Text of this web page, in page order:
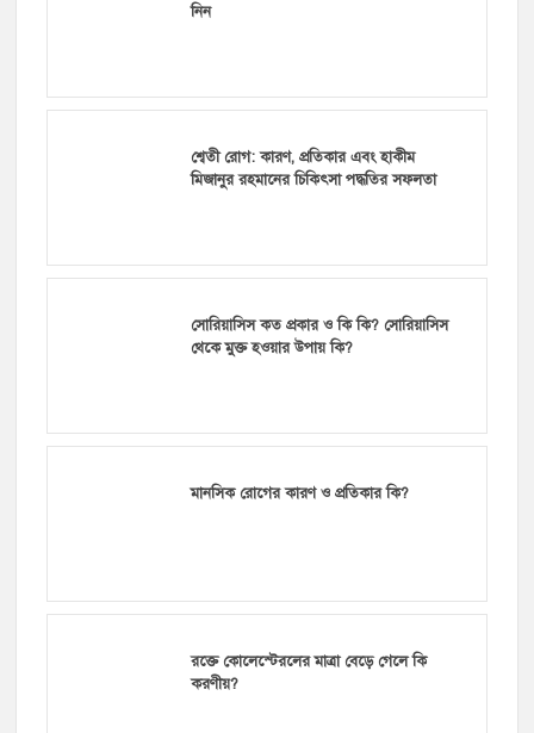
নিন
শ্বেতী রোগ: কারণ, প্রতিকার এবং হাকীম
মিজানুর রহমানের চিকিৎসা পদ্ধতির সফলতা
সোরিয়াসিস কত প্রকার ও কি কি? সোরিয়াসিস
থেকে মুক্ত হওয়ার উপায় কি?
মানসিক রোগের কারণ ও প্রতিকার কি?
রক্তে কোলেস্টেরলের মাত্রা বেড়ে গেলে কি
করণীয়?